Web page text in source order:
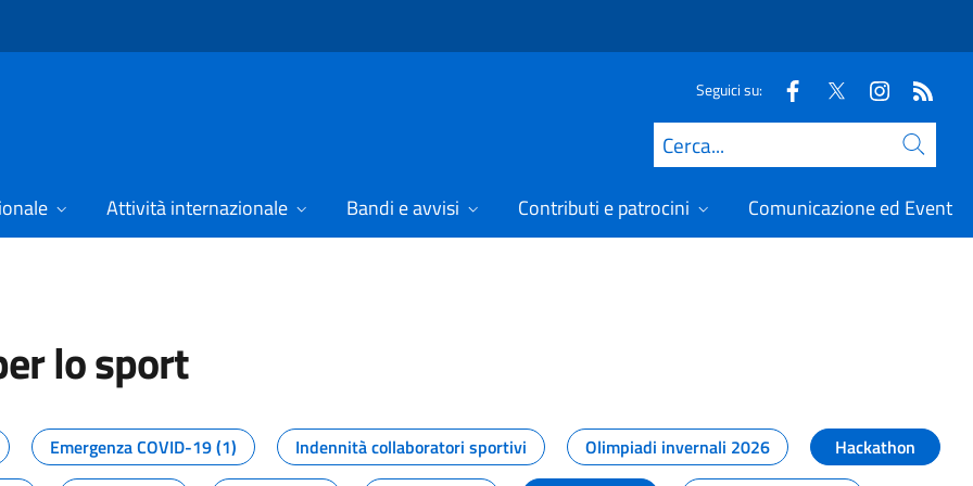
Seguici su:
Cerca
Attività internazionale Bandi e avvisi Contributi e patrocini Comunicazione ed Eventi
lo sport
dal Dipartimento per lo sport
Emergenza COVID-19 (1) Indennità collaboratori sportivi Olimpiadi invernali 2026
Hackathon